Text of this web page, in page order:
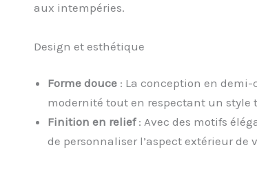
aux intempéries.
Design et esthétique
Forme douce: La conception en demi-
modernité tout en respectant un style
Finition en relief: Avec des motifs
de personnaliser l’aspect extérieur de